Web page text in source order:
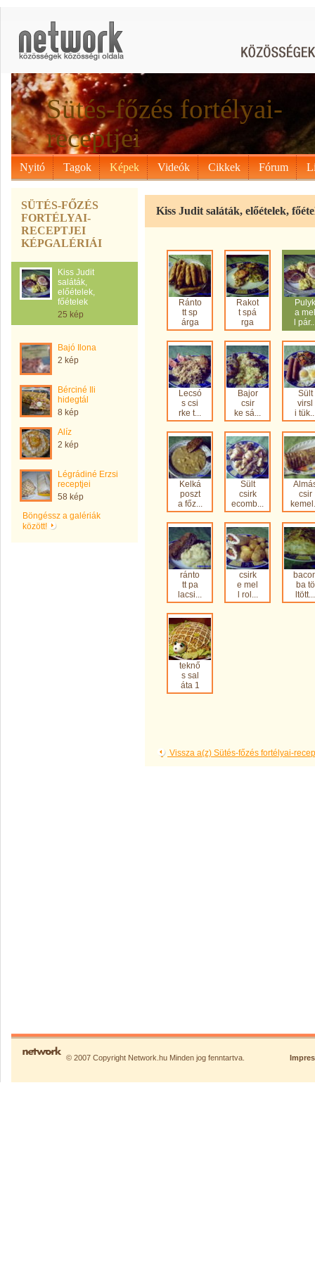
Sütés-főzés fortélyai-
receptjei
Nyitó Tagok Képek Videók Cikkek Fórum
SÜTÉS-FŐZÉS
FORTÉLYAI-
RECEPTJEI
KÉPGALÉRIÁI
Kiss Judit
saláták,
előételek,
főételek
25 kép
Bajó Ilona
2 kép
Bérciné Ili
hidegtál
8 kép
Alíz
2 kép
Légrádiné Erzsi
receptjei
58 kép
Böngéssz a galériák
között!
Kiss Judit saláták, előételek,
Ránto
tt sp
árga
Rakot
t spá
rga
Pulyk
a mel
l
Lecsó
s csi
rke t...
Bajor
csir
ke sá...
Sült
virsl
i
Kelká
poszt
a főz...
Sült
csirk
ecomb...
csir
ránto
tt pa
lacsi...
csirk
e mel
l rol...
ba tö
ltött...
teknő
s sal
áta 1
Vissza a(z) Sütés-főzés fortélyai-
© 2007 Copyright Network.hu Minden jog fenntartva.